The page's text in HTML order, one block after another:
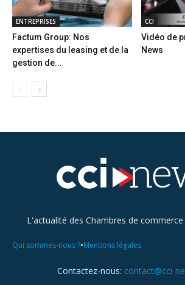
ENTREPRISES
Factum Group: Nos
expertises du leasing et de la
gestion de...
CCI
Vidéo de
News
L'actualité des Chambres de
Qui sommes-nous ?•Mentions légales
Contactez-nous: contact@cci-